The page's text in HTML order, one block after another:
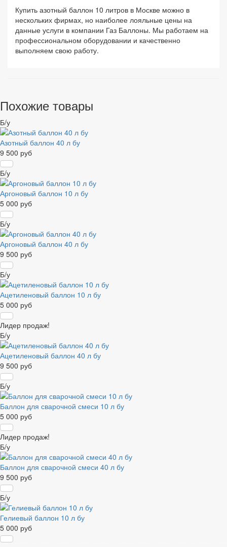
Купить азотный баллон 10 литров в Москве можно в
нескольких фирмах, но наиболее лояльные цены на
данные услуги в компании Газ Баллоны. Мы работаем на
профессиональном оборудовании и качественно
выполняем свою работу.
Похожие товары
Б/у
Азотный баллон 40 л бу
9 500 руб
Б/у
Аргоновый баллон 10 л бу
5 000 руб
Б/у
Аргоновый баллон 40 л бу
9 500 руб
Б/у
Ацетиленовый баллон 10 л бу
5 000 руб
Лидер продаж!
Б/у
Ацетиленовый баллон 40 л бу
9 500 руб
Б/у
Баллон для сварочной смеси 10 л бу
5 000 руб
Лидер продаж!
Б/у
Баллон для сварочной смеси 40 л бу
9 500 руб
Б/у
Гелиевый баллон 10 л бу
5 000 руб